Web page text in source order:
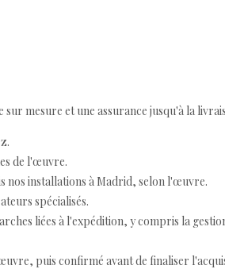
mesure et une assurance jusqu'à la
de l'œuvre.
nos installations à Madrid, selon l'œuvre.
spécialisés.
liées à l'expédition, y compris la
puis confirmé avant de finaliser